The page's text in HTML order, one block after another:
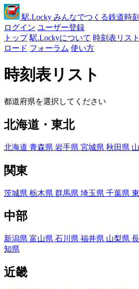
駅.Locky みんなでつくる鉄道時
ログイン ユーザー登録
トップ 駅.Lockyについて 時刻表リスト
ロード フォーラム 使い方
時刻表リスト
都道府県を選択してください
北海道・東北
北海道 青森県 岩手県 宮城県 秋田県
関東
茨城県 栃木県 群馬県 埼玉県 千葉県
中部
新潟県 富山県 石川県 福井県 山梨県
知県
近畿